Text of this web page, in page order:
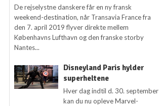
De rejselystne danskere får en ny fransk
weekend-destination, når Transavia France fra
den 7. april 2019 flyver direkte mellem
Københavns Lufthavn og den franske storby
Nantes...
Disneyland Paris hylder
superheltene
Hver dag indtil d. 30. september
kan du nu opleve Marvel-